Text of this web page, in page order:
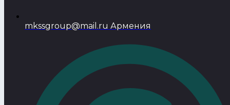
mkssgroup@mail.ru Армения